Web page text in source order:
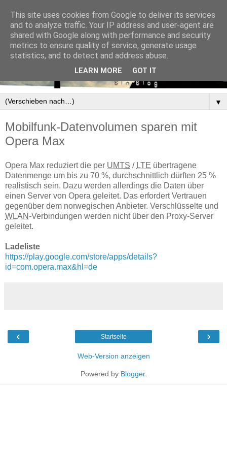
▼
Mobilfunk-Datenvolumen sparen mit
Opera Max
Opera Max reduziert die per UMTS / LTE übertragene
Datenmenge um bis zu 70 %, durchschnittlich dürften 25 %
realistisch sein. Dazu werden allerdings die Daten über
einen Server von Opera geleitet. Das erfordert Vertrauen
gegenüber dem norwegischen Anbieter. Verschlüsselte und
WLAN-Verbindungen werden nicht über den Proxy-Server
geleitet.
Ladeliste
https://play.google.com/store/apps/details?
id=com.opera.max&hl=de
‹ ›
Startseite
Web-Version anzeigen
Powered by Blogger.
This site uses cookies from Google to deliver its services
and to analyze traffic. Your IP address and user-agent are
shared with Google along with performance and security
metrics to ensure quality of service, generate usage
statistics, and to detect and address abuse.
LEARN MORE GOT IT